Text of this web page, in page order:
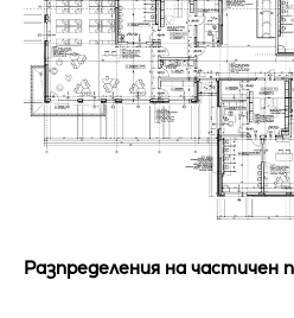
Разпределения на частичен